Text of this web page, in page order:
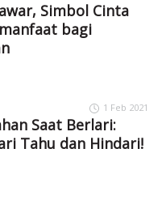
Simbol Cinta
bagi
1 Feb 2021
Saat Berlari:
Tahu dan Hindari!